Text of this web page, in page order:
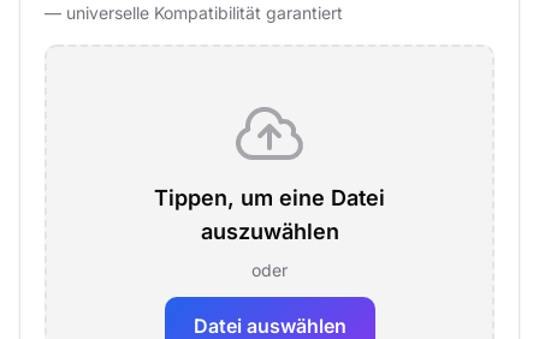
— universelle Kompatibilität garantiert
Tippen, um eine Datei
auszuwählen
oder
Datei auswählen